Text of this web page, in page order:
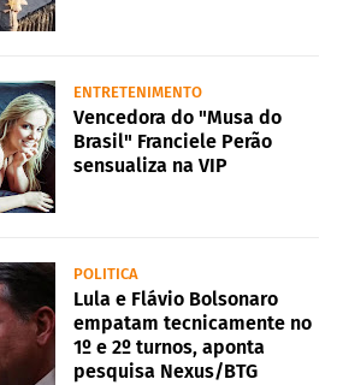
ENTRETENIMENTO
Vencedora do "Musa do
Brasil" Franciele Perão
sensualiza na VIP
POLITICA
Lula e Flávio Bolsonaro
empatam tecnicamente no
1º e 2º turnos, aponta
pesquisa Nexus/BTG